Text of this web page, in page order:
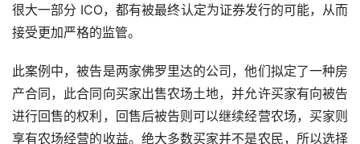
很大一部分 ICO，都有被最终认定为证券发行的可能，从而
接受更加严格的监管。
此案例中，被告是两家佛罗里达的公司，他们拟定了一种房
产合同，此合同向买家出售农场土地，并允许买家有向被告
进行回售的权利，回售后被告则可以继续经营农场，买家则
享有农场经营的收益。绝大多数买家并不是农民，所以选择